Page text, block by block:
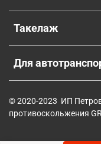
Такелаж
Для
© 2020-2023 ИП
противоскольжения